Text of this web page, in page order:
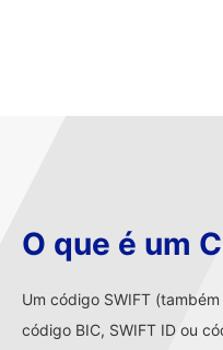
O que é um
Um código SWIFT
código BIC, SWIFT ID ou